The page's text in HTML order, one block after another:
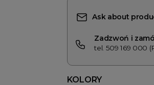
Ask about
Zadzwoń i
tel. 509 169 000
KOLORY